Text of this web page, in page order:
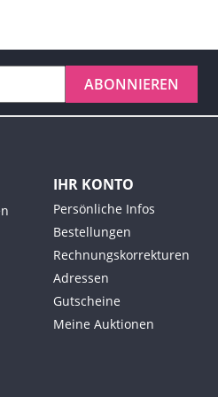
IHR KONTO
Persönliche Infos
Bestellungen
Rechnungskorrekturen
Adressen
Gutscheine
Meine Auktionen